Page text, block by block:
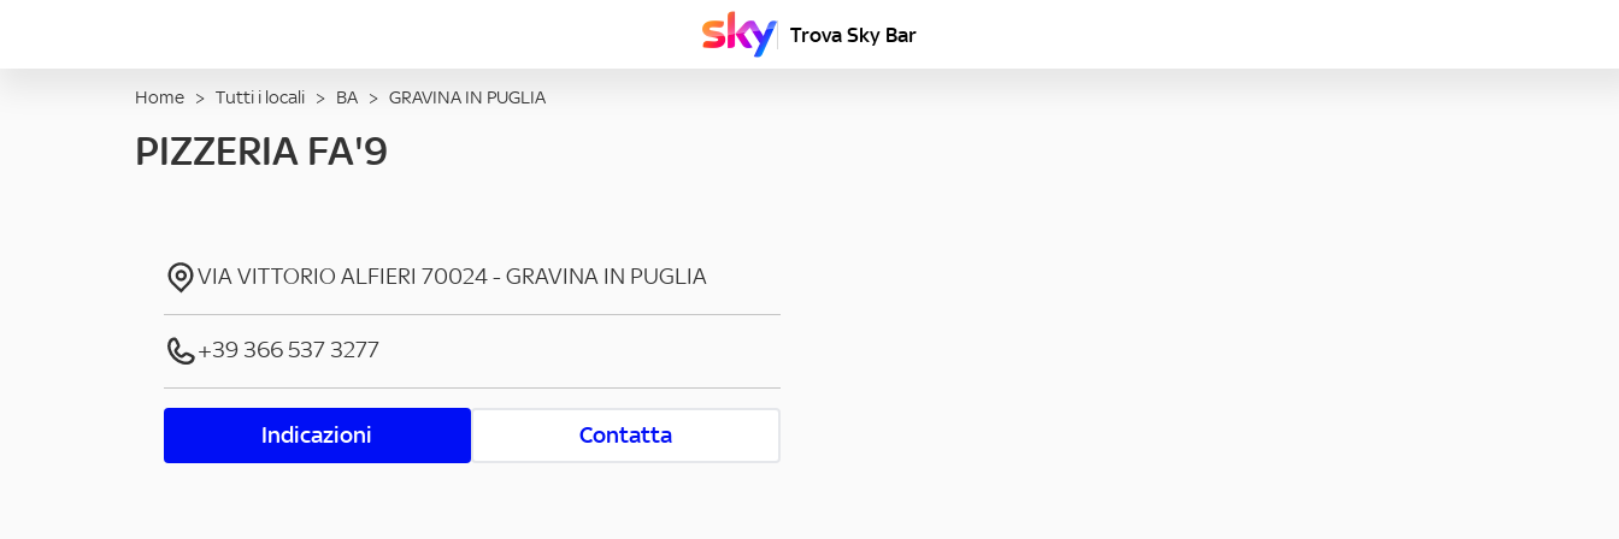
Trova Sky Bar
Home > Tutti i locali > BA > GRAVINA IN PUGLIA
PIZZERIA FA'9
VIA VITTORIO ALFIERI 70024-GRAVINA IN PUGLIA
+39 366 537 3277
Indicazioni Contatta